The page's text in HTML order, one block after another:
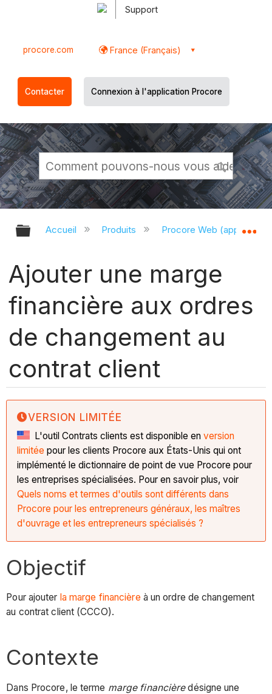
Support
procore.com France (Français)
Contacter Connexion à l'application Procore
Développer/réduire la hiérarchie
Accueil Produits Procore Web
Ajouter une marge
financière aux ordres
de changement au
contrat client
VERSION LIMITÉE
L'outil Contrats clients est disponible enversion
limitée pour les clients Procore aux États-Unis qui ont
implémenté le dictionnaire de point de vue Procore pour
les entreprises spécialisées. Pour en savoir plus, voir
Quels noms et termes d'outils sont différents dans
Procore pour les entrepreneurs généraux, les maîtres
d'ouvrage et les entrepreneurs spécialisés ?
Objectif
Pour ajouter la marge financière à un ordre de changement
au contrat client (CCCO).
Contexte
Dans Procore, le terme marge financièredésigne une